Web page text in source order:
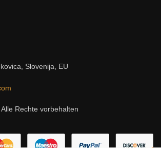
Slovenija, EU
Rechte vorbehalten